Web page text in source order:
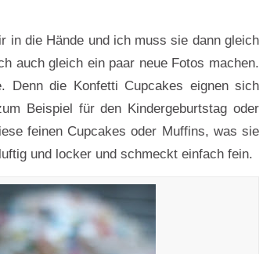
in die Hände und ich muss sie dann gleich
auch gleich ein paar neue Fotos machen.
Denn die Konfetti Cupcakes eignen sich
Beispiel für den Kindergeburtstag oder
feinen Cupcakes oder Muffins, was sie
und locker und schmeckt einfach fein.